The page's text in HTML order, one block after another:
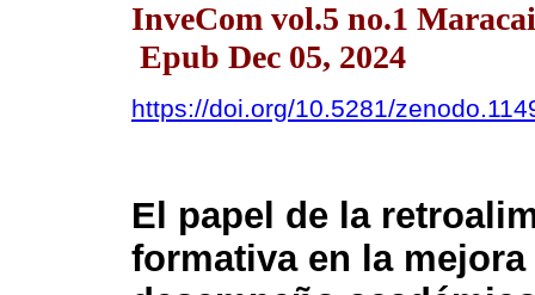
InveCom vol.5 no.1
Epub Dec 05, 2024
https://doi.org/10.5281/
El papel de la
formativa en la mejora